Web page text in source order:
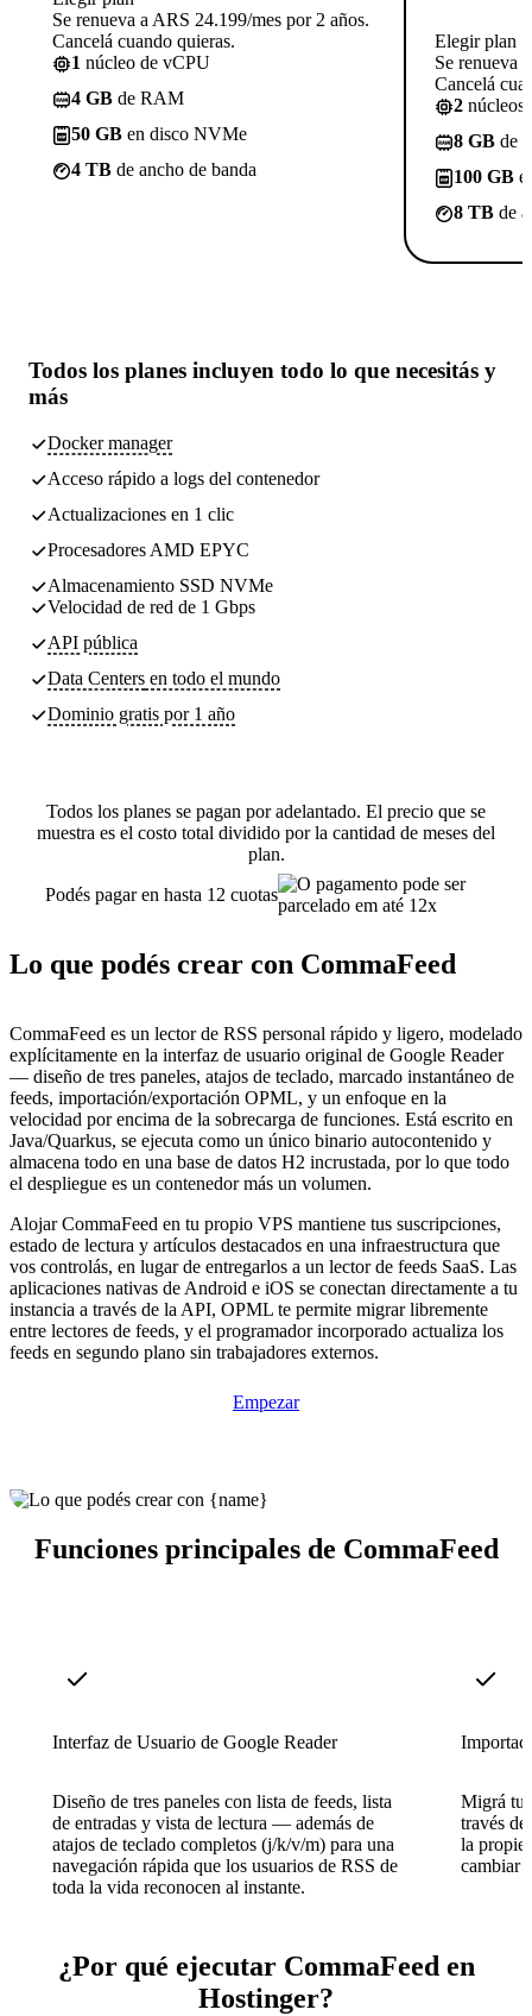
Se renueva a ARS 24.199/mes por 2 años.
Cancelá cuando quieras.
1 núcleo de vCPU
4 GB de RAM
50 GB en disco NVMe
4 TB de ancho de banda
Elegir plan
Se renueva
Cancelá
2 núcleos
8 GB de
100 GB
8 TB de
Todos los planes incluyen todo lo que necesitás y
más
Docker manager
Acceso rápido a logs del contenedor
Actualizaciones en 1 clic
Procesadores AMD EPYC
Almacenamiento SSD NVMe
Velocidad de red de 1 Gbps
API pública
Data Centers en todo el mundo
Dominio gratis por 1 año
Todos los planes se pagan por adelantado. El precio que se
muestra es el costo total dividido por la cantidad de meses del
plan.
Podés pagar en hasta 12 cuotas
Lo que podés crear con CommaFeed
CommaFeed es un lector de RSS personal rápido y ligero, modelado
explícitamente en la interfaz de usuario original de Google Reader
— diseño de tres paneles, atajos de teclado, marcado instantáneo de
feeds, importación/exportación OPML, y un enfoque en la
velocidad por encima de la sobrecarga de funciones. Está escrito en
Java/Quarkus, se ejecuta como un único binario autocontenido y
almacena todo en una base de datos H2 incrustada, por lo que todo
el despliegue es un contenedor más un volumen.
Alojar CommaFeed en tu propio VPS mantiene tus suscripciones,
estado de lectura y artículos destacados en una infraestructura que
vos controlás, en lugar de entregarlos a un lector de feeds SaaS. Las
aplicaciones nativas de Android e iOS se conectan directamente a tu
instancia a través de la API, OPML te permite migrar libremente
entre lectores de feeds, y el programador incorporado actualiza los
feeds en segundo plano sin trabajadores externos.
Empezar
Funciones principales de CommaFeed
Interfaz de Usuario de Google Reader
Diseño de tres paneles con lista de feeds, lista
de entradas y vista de lectura — además de
atajos de teclado completos (j/k/v/m) para una
navegación rápida que los usuarios de RSS de
toda la vida reconocen al instante.
Migrá
través
la
cambiar
¿Por qué ejecutar CommaFeed en
Hostinger?